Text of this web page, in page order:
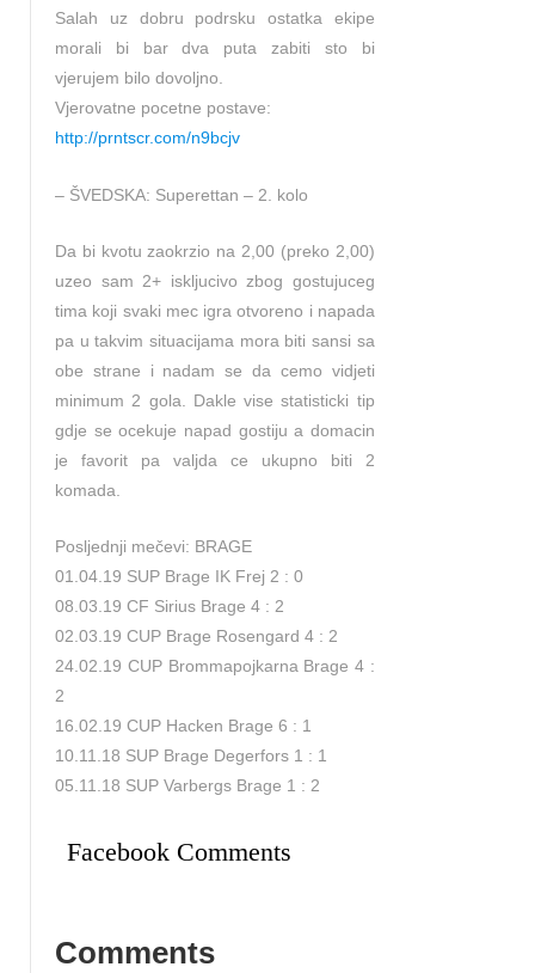
Salah uz dobru podrsku ostatka ekipe
morali bi bar dva puta zabiti sto bi
vjerujem bilo dovoljno.
Vjerovatne pocetne postave:
http://prntscr.com/n9bcjv
– ŠVEDSKA: Superettan – 2. kolo
Da bi kvotu zaokrzio na 2,00 (preko 2,00)
uzeo sam 2+ iskljucivo zbog gostujuceg
tima koji svaki mec igra otvoreno i napada
pa u takvim situacijama mora biti sansi sa
obe strane i nadam se da cemo vidjeti
minimum 2 gola. Dakle vise statisticki tip
gdje se ocekuje napad gostiju a domacin
je favorit pa valjda ce ukupno biti 2
komada.
Posljednji mečevi: BRAGE
01.04.19 SUP Brage IK Frej 2 : 0
08.03.19 CF Sirius Brage 4 : 2
02.03.19 CUP Brage Rosengard 4 : 2
24.02.19 CUP Brommapojkarna Brage 4 :
2
16.02.19 CUP Hacken Brage 6 : 1
10.11.18 SUP Brage Degerfors 1 : 1
05.11.18 SUP Varbergs Brage 1 : 2
Facebook Comments
Comments